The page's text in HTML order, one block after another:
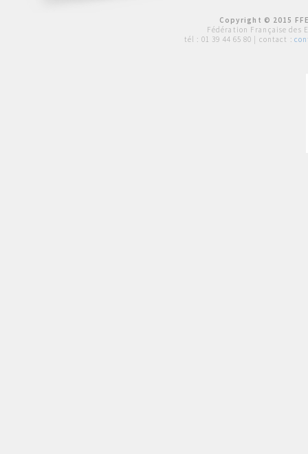
Copyright © 2015
Fédération Française des
tél : 01 39 44 65 80 | contact :